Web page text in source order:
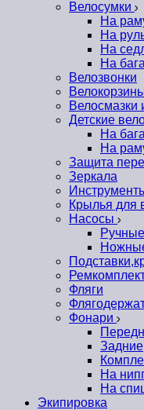
Велосумки
На
На
На
На
Велозвонки
Велосмазки
Детские
На
На
Защита
Зеркала
Крылья для
Насосы
Ручные
Фляги
Фонари
Задние
На
На
Экипировка